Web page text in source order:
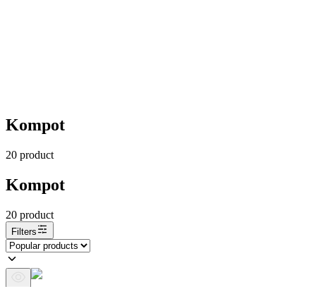
Kompot
20 product
Kompot
20 product
Filters